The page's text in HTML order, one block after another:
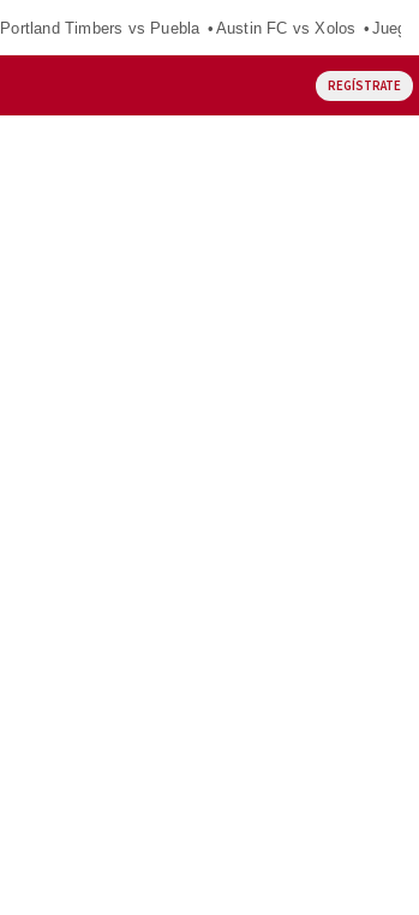
Portland Timbers vs Puebla Austin FC vs Xolos
REGÍSTRATE